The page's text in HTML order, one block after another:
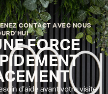
CONTACT AVEC NOUS
FORCE
d’aide avant votre visite